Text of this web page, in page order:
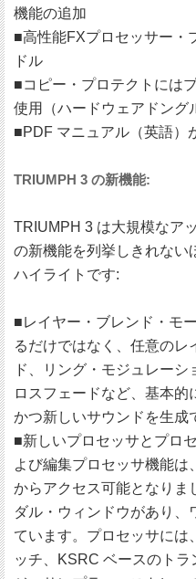
機能の追加
■高性能FXプロセッサー・
ドル
■コピー・プロテクトには
使用（ハードウェアドング
■PDF マニュアル（英語）
TRIUMPH 3 の新機能:
TRIUMPH 3 は大規模なア
の新機能を列挙しきれない
ハイライトです:
■レイヤー・ブレンド・モ
るだけではなく、任意のレ
ド、リング・モジュレー
ロスフェードなど、基本的
かつ新しいサウンドを生成
■新しいプロセッサとプロ
よび編集プロセッサ機能は
からアクセス可能となりま
ダル・ウィンドウがあり
ています。プロセッサには
ッチ、KSRC ベースのト